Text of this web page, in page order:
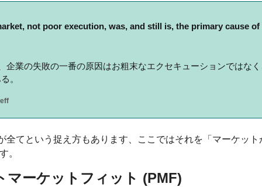
not poor execution, was, and still is, the primary cause of
企業の失敗の一番の原因はお粗末なエクセキューションではな
。
全てという捉え方もあります、ここではそれを「マーケット
。
マーケットフィット (PMF)